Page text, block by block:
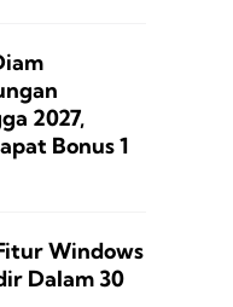
2027,
Bonus 1
Windows
Dalam 30